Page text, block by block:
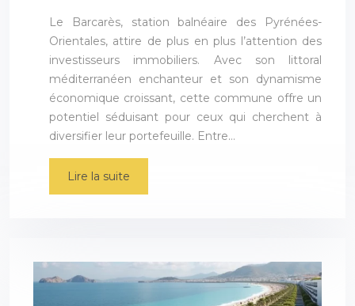
Le Barcarès, station balnéaire des Pyrénées-
Orientales, attire de plus en plus l’attention des
investisseurs immobiliers. Avec son littoral
méditerranéen enchanteur et son dynamisme
économique croissant, cette commune offre un
potentiel séduisant pour ceux qui cherchent à
diversifier leur portefeuille. Entre…
Lire la suite